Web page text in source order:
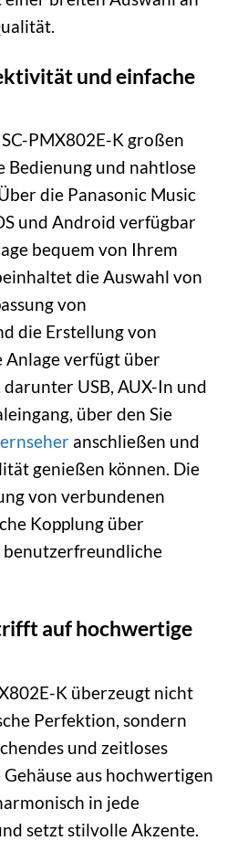
und einfache
PMX802E-K großen
und nahtlose
die Panasonic Music
und Android verfügbar
bequem von Ihrem
die Auswahl von
von
die Erstellung von
Anlage verfügt über
USB, AUX-In und
über den Sie
anschließen und
genießen können. Die
von verbundenen
Kopplung über
auf hochwertige
K überzeugt nicht
Perfektion, sondern
und zeitloses
aus hochwertigen
in jede
setzt stilvolle Akzente.